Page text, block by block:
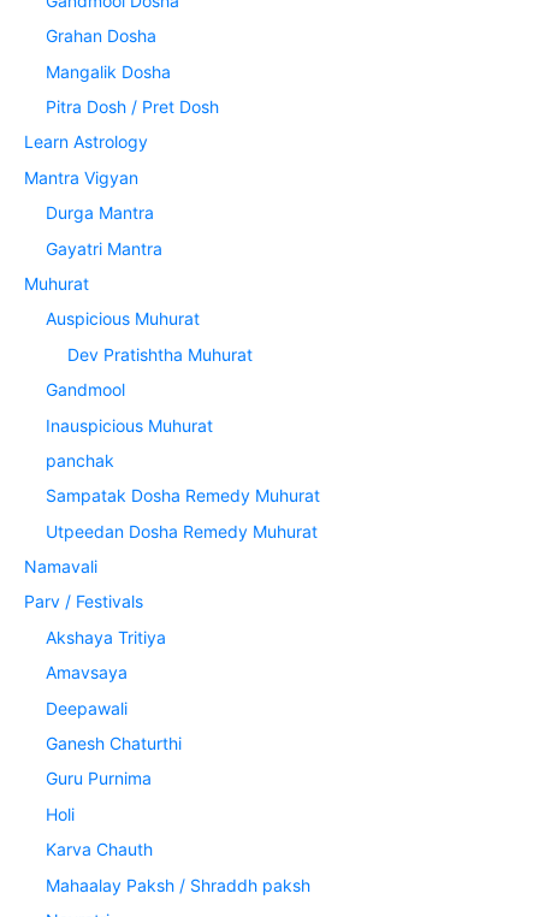
Grahan Dosha
Mangalik Dosha
Pitra Dosh / Pret Dosh
Learn Astrology
Mantra Vigyan
Durga Mantra
Gayatri Mantra
Muhurat
Auspicious Muhurat
Dev Pratishtha Muhurat
Gandmool
Inauspicious Muhurat
panchak
Sampatak Dosha Remedy Muhurat
Utpeedan Dosha Remedy Muhurat
Namavali
Parv / Festivals
Akshaya Tritiya
Amavsaya
Deepawali
Ganesh Chaturthi
Guru Purnima
Holi
Karva Chauth
Mahaalay Paksh / Shraddh paksh